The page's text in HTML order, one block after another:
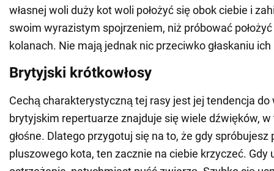
własnej woli duży kot woli położyć się obok ciebie i
swoim wyrazistym spojrzeniem, niż próbować
kolanach. Nie mają jednak nic przeciwko głaskaniu
Brytyjski krótkowłosy
Cechą charakterystyczną tej rasy jest jej tendencja
brytyjskim repertuarze znajduje się wiele dźwięków,
głośne. Dlatego przygotuj się na to, że gdy spróbujesz
pluszowego kota, ten zacznie na ciebie krzyczeć. Gdy